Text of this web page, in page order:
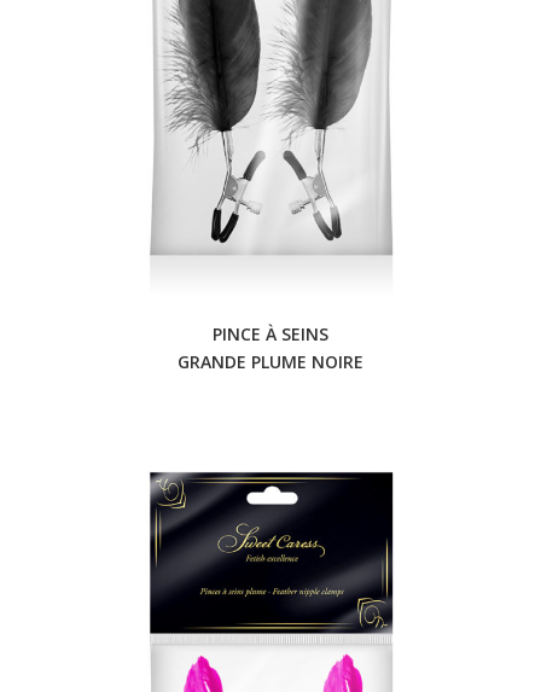
PINCE À SEINS
GRANDE PLUME NOIRE